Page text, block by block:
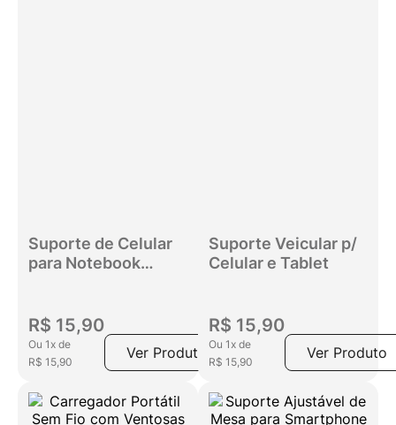
Suporte de Celular
para Notebook
R$ 15,90
Ou 1x de
R$ 15,90
Ver Produto
Suporte Veicular p/
Celular e Tablet
R$ 15,90
Ou 1x de
R$ 15,90
Ver Produto